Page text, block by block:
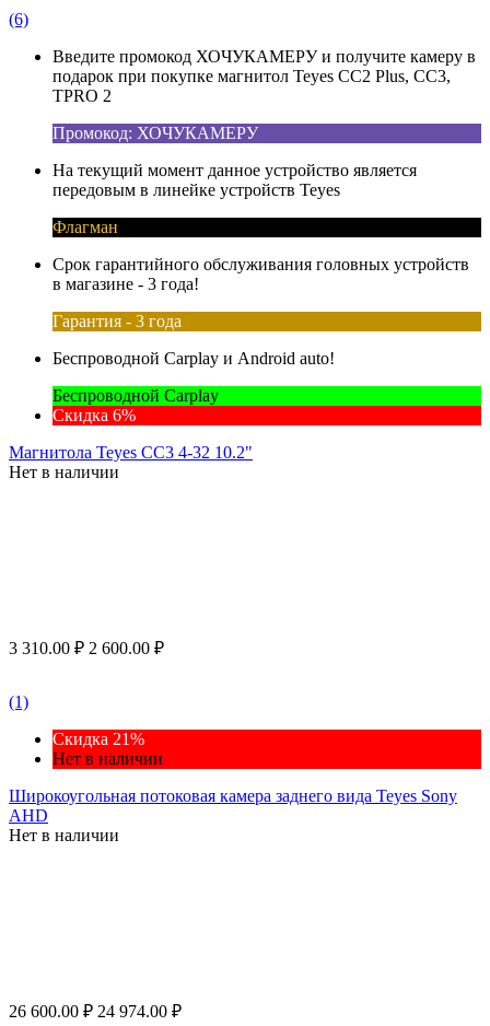
(6)
Введите промокод ХОЧУКАМЕРУ и получите камеру в
подарок при покупке магнитол Teyes CC2 Plus, CC3,
TPRO 2
Промокод: ХОЧУКАМЕРУ
На текущий момент данное устройство является
передовым в линейке устройств Teyes
Флагман
Срок гарантийного обслуживания головных устройств
в магазине - 3 года!
Гарантия - 3 года
Беспроводной Carplay и Android auto!
Беспроводной Carplay
Скидка 6%
Магнитола Teyes CC3 4-32 10.2"
Нет в наличии
3 310.00 ₽ 2 600.00 ₽
(1)
Скидка 21%
Нет в наличии
Широкоугольная потоковая камера заднего вида Teyes Sony
AHD
Нет в наличии
26 600.00 ₽ 24 974.00 ₽